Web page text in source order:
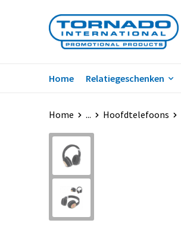
Home Relatiegeschenken
Home ... Hoofdtelefoons